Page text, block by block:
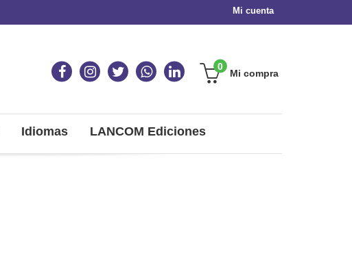
Mi cuenta
Mi compra
0
Idiomas LANCOM Ediciones